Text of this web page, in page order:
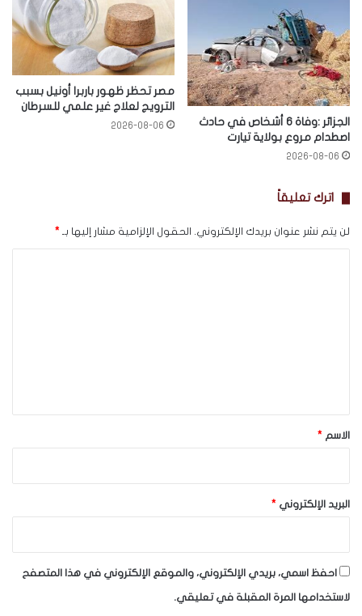
الجزائر :وفاة 6 أشخاص في حادث
اصطدام مروع بولاية تيارت
2026-08-06
مصر تحظر ظهور باربرا أونيل بسبب
الترويج لعلاج غير علمي للسرطان
2026-08-06
اترك تعليقاً
لن يتم نشر عنوان بريدك الإلكتروني. الحقول الإلزامية مشار إليها بـ *
*الاسم *
البريد الإلكتروني *
احفظ اسمي، بريدي الإلكتروني، والموقع الإلكتروني في هذا المتصفح
لاستخدامها المرة المقبلة في تعليقي.